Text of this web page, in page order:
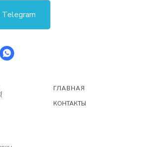
ГЛАВНАЯ
КОНТАКТЫ